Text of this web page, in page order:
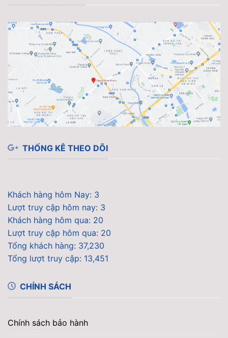
THỐNG KÊ THEO DÕI
Khách hàng hôm Nay: 3
Lượt truy cập hôm nay: 3
Khách hàng hôm qua: 20
Lượt truy cập hôm qua: 20
Tổng khách hàng: 37,230
Tổng lượt truy cập: 13,451
CHÍNH SÁCH
Chính sách bảo hành